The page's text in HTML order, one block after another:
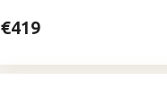
€419